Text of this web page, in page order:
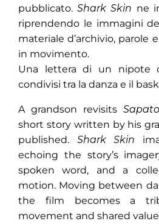
pubblicato.Shark Skin ne
riprendendo le immagini
materiale d’archivio, parole
in movimento.
Una lettera di un nipote
condivisi tra la danza e il
A grandson revisits
short story written by his
published. Shark Skin
echoing the story’s
spoken word, and a
motion. Moving between
the film becomes a
movement and shared